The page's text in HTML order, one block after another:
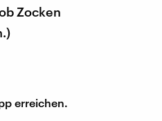
Zocken
erreichen.